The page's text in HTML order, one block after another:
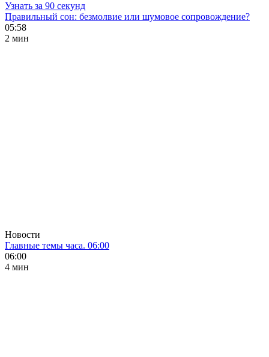
Узнать за 90 секунд
Правильный сон: безмолвие или шумовое сопровождение?
05:58
2 мин
Новости
Главные темы часа. 06:00
06:00
4 мин